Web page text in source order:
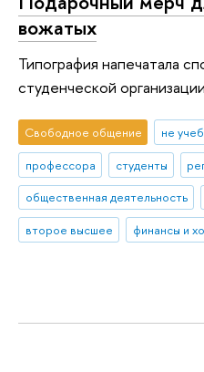
вожатых
Типография напечатала
студенческой организации
Свободное общение не
профессора
студенты
общественная деятельность
второе высшее
финансы и